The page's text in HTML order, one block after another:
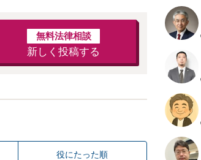
無料法律相談
新しく投稿する
役にたった順